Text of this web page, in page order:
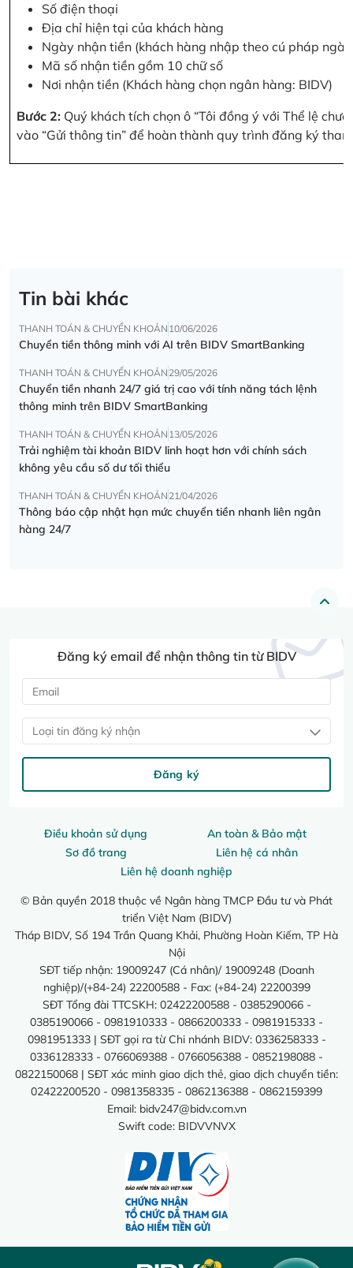
Số điện thoại
Địa chỉ hiện tại của khách hàng
Ngày nhận tiền (khách hàng nhập theo cú pháp
Mã số nhận tiền gồm 10 chữ số
Nơi nhận tiền (Khách hàng chọn ngân hàng: BIDV)
Bước 2: Quý khách tích chọn ô “Tôi đồng ý với Thể lệ
vào “Gửi thông tin” để hoàn thành quy trình đăng ký
Tin bài khác
THANH TOÁN & CHUYỂN KHOẢN 10/06/2026
Chuyển tiền thông minh với AI trên BIDV SmartBanking
THANH TOÁN & CHUYỂN KHOẢN 29/05/2026
Chuyển tiền nhanh 24/7 giá trị cao với tính năng tách lệnh
thông minh trên BIDV SmartBanking
THANH TOÁN & CHUYỂN KHOẢN 13/05/2026
Trải nghiệm tài khoản BIDV linh hoạt hơn với chính sách
không yêu cầu số dư tối thiểu
THANH TOÁN & CHUYỂN KHOẢN 21/04/2026
Thông báo cập nhật hạn mức chuyển tiền nhanh liên ngân
hàng 24/7
Điều khoản sử dụng
An toàn & Bảo mật
Sơ đồ trang
Liên hệ cá nhân
Liên hệ doanh nghiệp
© Bản quyền 2018 thuộc về Ngân hàng TMCP Đầu tư và Phát
triển Việt Nam (BIDV)
Tháp BIDV, Số 194 Trần Quang Khải, Phường Hoàn Kiếm, TP Hà
Nội
SĐT tiếp nhận: 19009247 (Cá nhân)/ 19009248 (Doanh
nghiệp)/(+84-24) 22200588 - Fax: (+84-24) 22200399
SĐT Tổng đài TTCSKH: 02422200588 - 0385290066 -
0385190066 - 0981910333 - 0866200333 - 0981915333 -
0981951333 | SĐT gọi ra từ Chi nhánh BIDV: 0336258333 -
0336128333 - 0766069388 - 0766056388 - 0852198088 -
0822150068 | SĐT xác minh giao dịch thẻ, giao dịch chuyển tiền:
02422200520 - 0981358335 - 0862136388 - 0862159399
Email: bidv247@bidv.com.vn
Swift code: BIDVVNVX
Đăng ký email để nhận thông tin từ BIDV
Loại tin đăng ký nhận
Đăng ký